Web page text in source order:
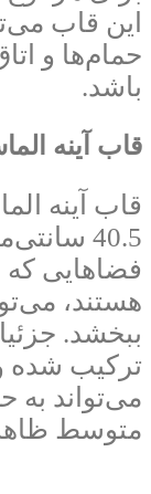
این قاب
حمام‌ها و
باشد.
قاب آینه
40.5
فضاهایی که
هستند،
ببخشد.
ترکیب شده
می‌تواند به
متوسط